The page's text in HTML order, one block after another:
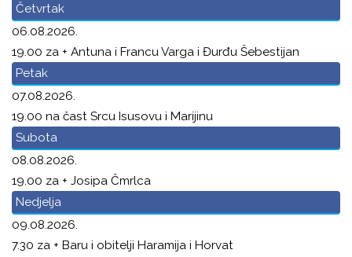
Četvrtak
06.08.2026.
19.00 za + Antuna i Francu Varga i Đurđu Šebestijan
Petak
07.08.2026.
19.00 na čast Srcu Isusovu i Marijinu
Subota
08.08.2026.
19.00 za + Josipa Čmrlca
Nedjelja
09.08.2026.
7.30 za + Baru i obitelji Haramija i Horvat